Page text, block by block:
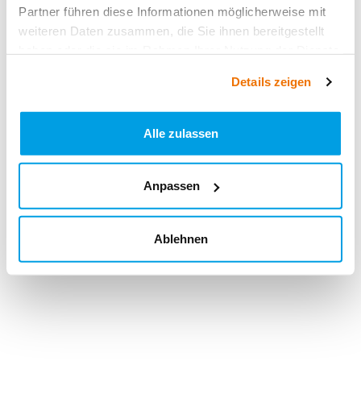
Partner führen diese Informationen möglicherweise mit
weiteren Daten zusammen, die Sie ihnen bereitgestellt
Details zeigen
Alle zulassen
Anpassen
Ablehnen